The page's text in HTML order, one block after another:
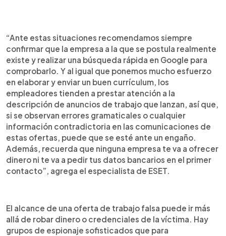
“Ante estas situaciones recomendamos siempre
confirmar que la empresa a la que se postula realmente
existe y realizar una búsqueda rápida en Google para
comprobarlo. Y al igual que ponemos mucho esfuerzo
en elaborar y enviar un buen currículum, los
empleadores tienden a prestar atención a la
descripción de anuncios de trabajo que lanzan, así que,
si se observan errores gramaticales o cualquier
información contradictoria en las comunicaciones de
estas ofertas, puede que se esté ante un engaño.
Además, recuerda que ninguna empresa te va a ofrecer
dinero ni te va a pedir tus datos bancarios en el primer
contacto”, agrega el especialista de ESET.
El alcance de una oferta de trabajo falsa puede ir más
allá de robar dinero o credenciales de la víctima. Hay
grupos de espionaje sofisticados que para